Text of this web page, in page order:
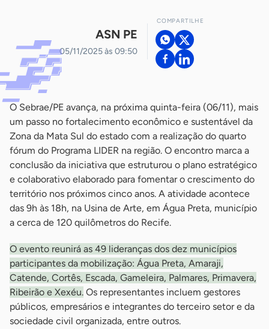
ASN PE
05/11/2025 às 09:50
COMPARTILHE
O Sebrae/PE avança, na próxima quinta-feira (06/11), mais
um passo no fortalecimento econômico e sustentável da
Zona da Mata Sul do estado com a realização do quarto
fórum do Programa LIDER na região. O encontro marca a
conclusão da iniciativa que estruturou o plano estratégico
e colaborativo elaborado para fomentar o crescimento do
território nos próximos cinco anos. A atividade acontece
das 9h às 18h, na Usina de Arte, em Água Preta, município
a cerca de 120 quilômetros do Recife.
O evento reunirá as 49 lideranças dos dez municípios
participantes da mobilização: Água Preta, Amaraji,
Catende, Cortês, Escada, Gameleira, Palmares, Primavera,
Ribeirão e Xexéu. Os representantes incluem gestores
públicos, empresários e integrantes do terceiro setor e da
sociedade civil organizada, entre outros.